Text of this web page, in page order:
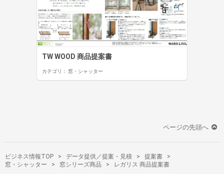
TW WOOD 商品提案書
カテゴリ： 窓・シャッター
ページの先頭へ
ビジネス情報TOP データ提供／提案・見積
提案書
窓・シャッター
窓シリーズ商品 レガリス 商品提案書